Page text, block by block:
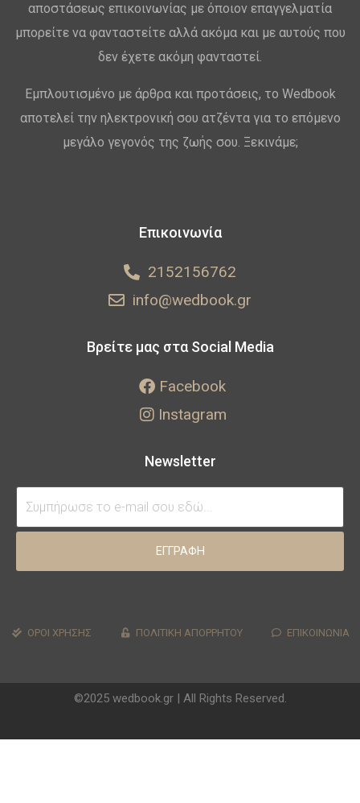
αποστάσεως επικοινωνίας με όποιον επαγγελματία
μπορείτε να φανταστείτε αλλά ακόμα και με αυτούς που
δεν έχετε ακόμη φανταστεί.
Εμπλουτισμένο με άρθρα και προτάσεις, το Wedbook
αποτελεί την ηλεκτρονική σου ατζέντα για το επόμενο
μεγάλο γεγονός της ζωής σου. Ξεκινάμε;
Επικοινωνία
2152156762
info@wedbook.gr
Βρείτε μας στα Social Media
Facebook
Instagram
Newsletter
ΕΓΓΡΑΦΗ
ΟΡΟΙ ΧΡΗΣΗΣ ΠΟΛΙΤΙΚΗ ΑΠΟΡΡΗΤΟΥ ΕΠΙΚΟΙΝΩΝΙΑ
©2025 wedbook.gr | All Rights Reserved.